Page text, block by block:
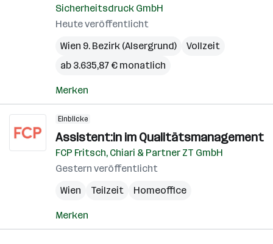
Sicherheitsdruck GmbH
Heute veröffentlicht
Wien 9. Bezirk (Alsergrund)
Vollzeit
ab 3.635,87 € monatlich
Merken
Einblicke
Assistent:in im Qualitätsmanagement
FCP Fritsch, Chiari & Partner ZT GmbH
Gestern veröffentlicht
Wien
Teilzeit Homeoffice
Merken